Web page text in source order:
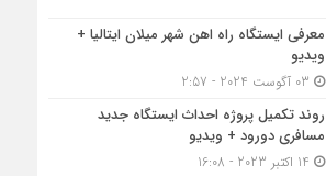
معرفی ایستگاه راه اهن شهر میلان ایتالیا +
ویدیو
روند تکمیل پروژه احداث ایستگاه جدید
مسافری دورود + ویدیو